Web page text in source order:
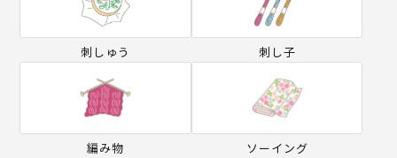
刺しゅう 刺し子
編み物 ソーイング